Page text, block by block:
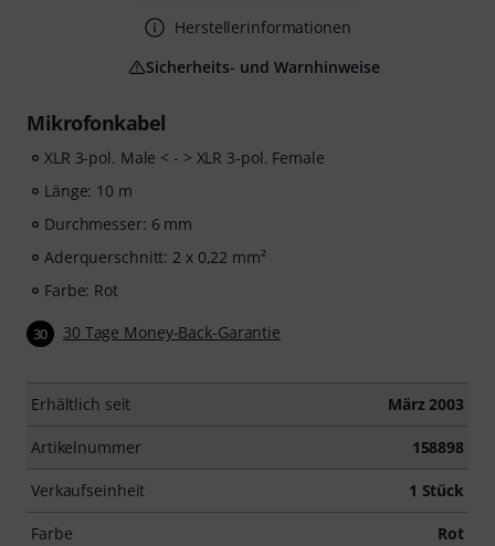
Mikrofonkabel
XLR 3-pol. Male < - > XLR 3-pol. Female
Länge: 10 m
Durchmesser: 6 mm
Aderquerschnitt: 2 x 0,22 mm²
Farbe: Rot
30 30 Tage Money-Back-Garantie
Erhältlich seit März 2003
Artikelnummer 158898
Verkaufseinheit 1 Stück
Farbe Rot
Herstellerinformationen
Sicherheits- und Warnhinweise